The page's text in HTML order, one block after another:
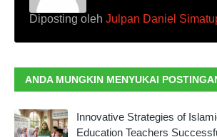
Diposting oleh Julpan Daniel
ANDA MUNGKIN MENYUKAI
Innovative Strategies of
Education Teachers